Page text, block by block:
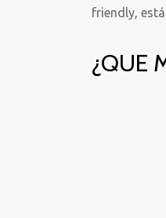
friendly,
¿QUE